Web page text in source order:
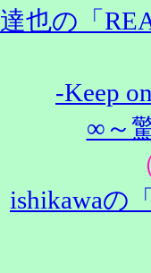
達也の「
-Keep
∞～
ishikawaの